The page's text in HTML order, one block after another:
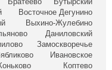
Восточное Дегунино
Выхино-Жулебино
Даниловский
Замоскворечье
Ивановское
Коптево